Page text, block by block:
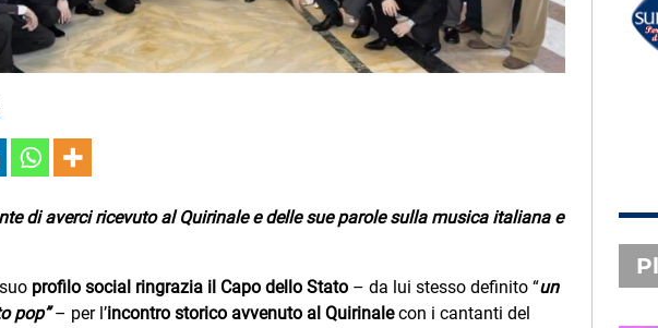
di averci ricevuto al Quirinale e delle sue parole sulla musica italiana e
profilo social ringrazia il Capo dello Stato – da lui stesso definito “un
pop”– per l’incontro storico avvenuto al Quirinalecon i cantanti del
Subasio Per Un'Ora
D'Amore
Ogni canzone,
un'emozione
CATERINA CASELLI
Nessuno Mi Può Giudicare
(lost Frequencies Rmx Edit)